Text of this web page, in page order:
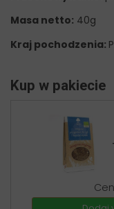
Masa netto: 40g
Kraj pochodzenia:
Kup w pakiecie